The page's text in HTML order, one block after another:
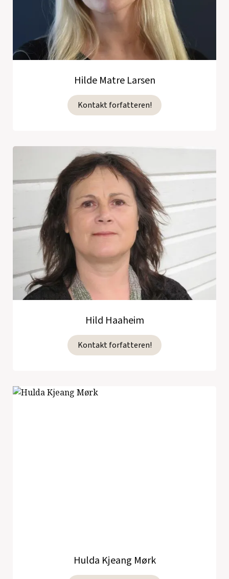
Hilde Matre Larsen
Kontakt forfatteren!
Hild Haaheim
Kontakt forfatteren!
Hulda Kjeang Mørk